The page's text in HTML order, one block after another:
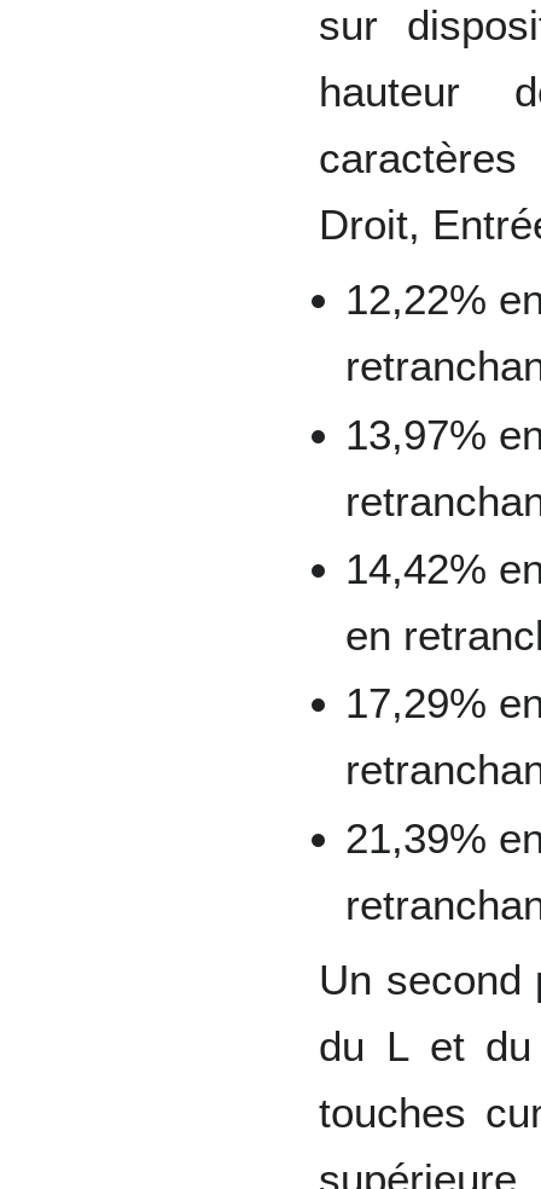
sur
hauteur
caractères
Droit,
12,22%
13,97%
14,42%
en
17,29%
21,39%
Un second
du L et
touches